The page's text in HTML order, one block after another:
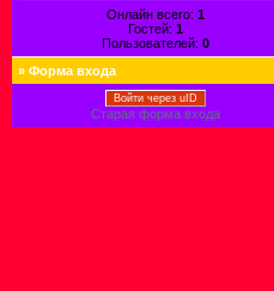
Онлайн всего: 1
Гостей: 1
Пользователей: 0
» Форма входа
Войти через uID
Старая форма входа